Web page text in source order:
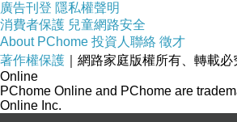
廣告刊登 隱私權聲明
消費者保護 兒童網路安全
About PChome 投資人聯絡 徵才
著作權保護 ｜網路家庭版權所有、轉載必
Online
PChome Online and PChome are
Online Inc.